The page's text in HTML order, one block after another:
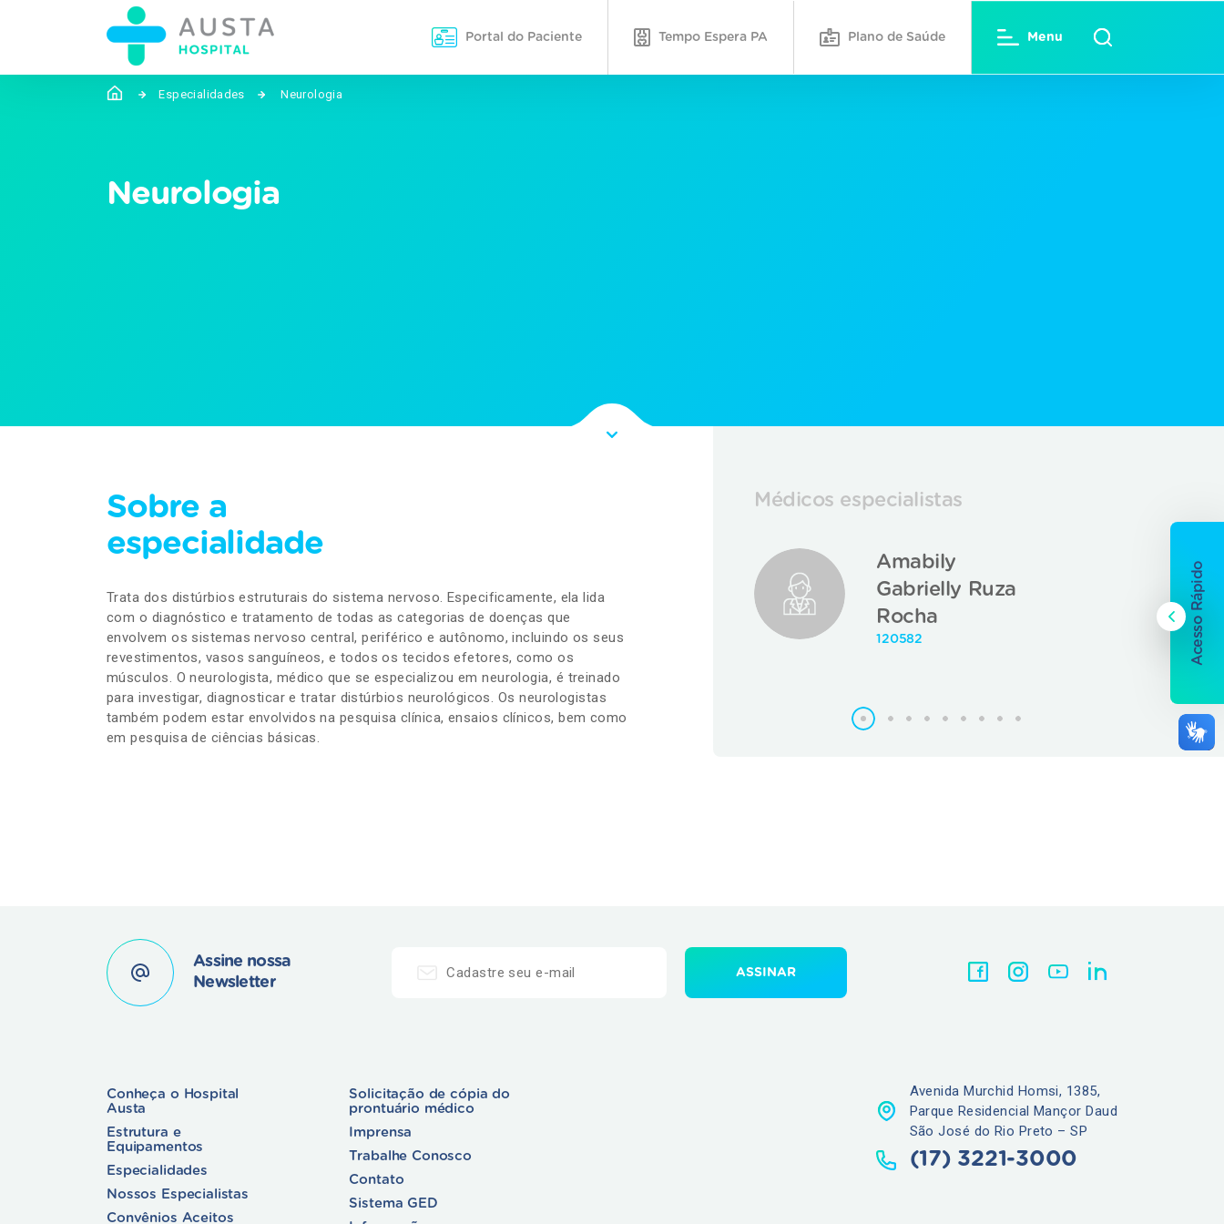
Portal do Paciente Tempo Espera PA Plano de Saúde Menu
Acesso Rápido
Especialidades Neurologia
Neurologia
Sobre a
especialidade
Trata dos distúrbios estruturais do sistema nervoso. Especificamente, ela lida
com o diagnóstico e tratamento de todas as categorias de doenças que
envolvem os sistemas nervoso central, periférico e autônomo, incluindo os seus
revestimentos, vasos sanguíneos, e todos os tecidos efetores, como os
músculos. O neurologista, médico que se especializou em neurologia, é treinado
para investigar, diagnosticar e tratar distúrbios neurológicos. Os neurologistas
também podem estar envolvidos na pesquisa clínica, ensaios clínicos, bem como
em pesquisa de ciências básicas.
Médicos especialistas
Amabily
Gabrielly Ruza
Rocha
120582
Assine nossa
Newsletter
Conheça o Hospital
Austa
Estrutura e
Equipamentos
Especialidades
Nossos Especialistas
Convênios Aceitos
Solicitação de cópia do
prontuário médico
Imprensa
Trabalhe Conosco
Contato
Sistema GED
Avenida Murchid Homsi, 1385,
Parque Residencial Mançor Daud
São José do Rio Preto – SP
(17) 3221-3000